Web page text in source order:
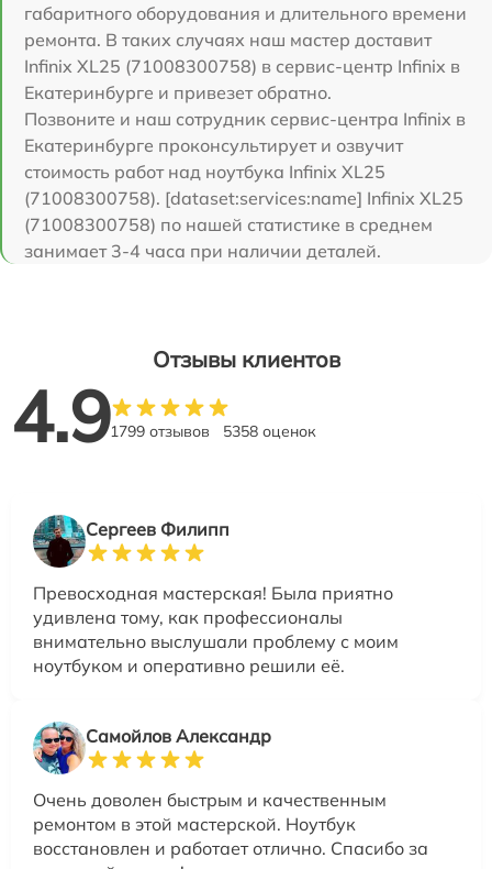
габаритного оборудования и длительного времени
ремонта. В таких случаях наш мастер доставит
Infinix XL25 (71008300758) в сервис-центр Infinix в
Екатеринбурге и привезет обратно.
Позвоните и наш сотрудник сервис-центра Infinix в
Екатеринбурге проконсультирует и озвучит
стоимость работ над ноутбука Infinix XL25
(71008300758). [dataset:services:name] Infinix XL25
(71008300758) по нашей статистике в среднем
занимает 3-4 часа при наличии деталей.
Отзывы клиентов
4.91799 отзывов 5358 оценок
Сергеев Филипп
Превосходная мастерская! Была приятно
удивлена тому, как профессионалы
внимательно выслушали проблему с моим
ноутбуком и оперативно решили её.
Самойлов Александр
Очень доволен быстрым и качественным
ремонтом в этой мастерской. Ноутбук
восстановлен и работает отлично. Спасибо за